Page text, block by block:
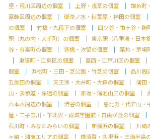
里・荒川区周辺の個室
上野・浅草の個室 錦糸町
葛飾区周辺の個室
御茶ノ水・秋葉原・神田の個室
の個室
竹橋・九段下の個室 四ツ谷・市ヶ谷・麹
駅（丸の内・大手町）の個室
東京駅（八重洲・日本
谷・有楽町の個室
新橋・汐留の個室
築地・茅場
東陽町・江東区の個室
葛西・江戸川区の個室
個室
浜松町・三田・芝公園・竹芝の個室 品川周
五反田の個室
天王洲・大井町・大森の個室 蒲田
山・表参道・原宿の個室
赤坂・溜池山王の個室
六本木周辺の個室
渋谷の個室 恵比寿・代官山・
屋・二子玉川・下北沢・成城学園前・自由が丘の個室
石川町・みなとみらいの個室
新横浜の個室 川崎
ヶ崎・湘南エリアの個室
横須賀・久里浜・三浦半島